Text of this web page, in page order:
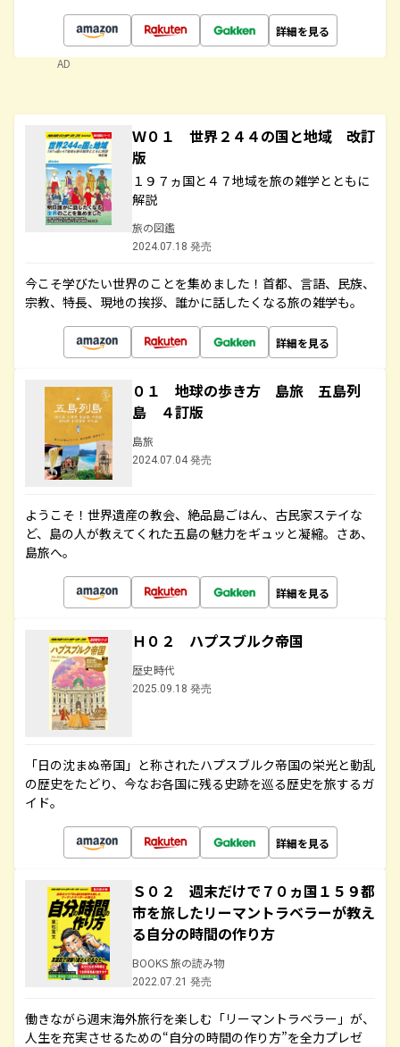
詳細を見る
AD
Ｗ０１ 世界２４４の国と地域 改訂
版
１９７ヵ国と４７地域を旅の雑学とともに
解説
旅の図鑑
2024.07.18 発売
今こそ学びたい世界のことを集めました！首都、言語、民族、
宗教、特長、現地の挨拶、誰かに話したくなる旅の雑学も。
詳細を見る
０１ 地球の歩き方 島旅 五島列
島 ４訂版
島旅
2024.07.04 発売
ようこそ！世界遺産の教会、絶品島ごはん、古民家ステイな
ど、島の人が教えてくれた五島の魅力をギュッと凝縮。さあ、
島旅へ。
詳細を見る
Ｈ０２ ハプスブルク帝国
歴史時代
2025.09.18 発売
「日の沈まぬ帝国」と称されたハプスブルク帝国の栄光と動乱
の歴史をたどり、今なお各国に残る史跡を巡る歴史を旅するガ
イド。
詳細を見る
Ｓ０２ 週末だけで７０ヵ国１５９都
市を旅したリーマントラベラーが教え
る自分の時間の作り方
BOOKS 旅の読み物
2022.07.21 発売
働きながら週末海外旅行を楽しむ「リーマントラベラー」が、
人生を充実させるための“自分の時間の作り方”を全力プレゼ